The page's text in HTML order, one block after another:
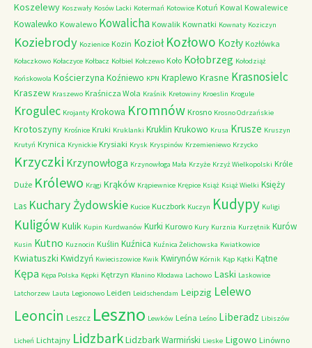
Koszelewy Koszwały Kosów Lacki Kotermań Kotowice Kotuń Kowal Kowalewice
Kowalewko Kowalewo Kowalicha Kowalik Kownatki Kownaty Koziczyn
Koziebrody Kozienice Kozin Kozioł Kozłowo Kozły Kozłówka
Kołaczkowo Kołaczyce Kołbacz Kołbiel Kołczewo Koło Kołobrzeg Kołodziąż
Końskowola Kościerzyna Koźniewo KPN Kraplewo Krasne Krasnosielc
Kraszew Kraszewo Kraśnicza Wola Kraśnik Kretowiny Kroeslin Krogule
Krogulec Krojanty Krokowa Kromnów Krosno Krosno Odrzańskie
Krotoszyny Krośnice Kruki Kruklanki Kruklin Krukowo Krusa Krusze Kruszyn
Krutyń Krynica Krynickie Krysiaki Krysk Kryspinów Krzemieniewo Krzycko
Krzyczki Krzynowłoga Krzynowłoga Mała Krzyże Krzyż Wielkopolski Króle
Duże Królewo Krągi Krąków Krąpiewnice Krępice Książ Książ Wielki Księży
Las Kuchary Żydowskie Kucice Kuczbork Kuczyn Kudypy Kuligi
KuligówKulik Kupin Kurdwanów Kurki Kurowo Kury Kurznia Kurzętnik Kurów
Kusin Kutno Kuznocin Kuślin Kuźnica Kuźnica Żelichowska Kwiatkowice
Kwiatuszki Kwidzyń Kwieciszowice Kwik Kwirynów Kórnik Kąp Kątki Kątne
Kępa Kępa Polska Kępki Kętrzyn Kłanino Kłodawa Lachowo Laski Laskowice
Latchorzew Lauta Legionowo Leiden Leidschendam Leipzig Lelewo
Leoncin Leszcz Leszno Lewków Leśna Leśno Liberadz Libiszów
Licheń Lichtajny LidzbarkLidzbark Warmiński Lieske Ligowo Linówno